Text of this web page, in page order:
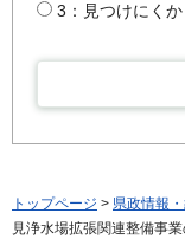
3：見つけにく
トップページ > 県政情報
見浄水場拡張関連整備事